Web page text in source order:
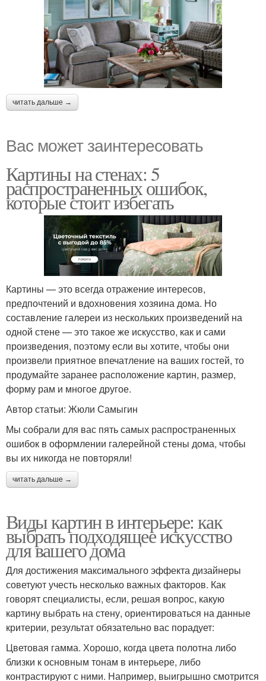
читать дальше →
Вас может заинтересовать
Картины на стенах: 5
распространенных ошибок,
которые стоит избегать
Картины — это всегда отражение интересов,
предпочтений и вдохновения хозяина дома. Но
составление галереи из нескольких произведений на
одной стене — это такое же искусство, как и сами
произведения, поэтому если вы хотите, чтобы они
произвели приятное впечатление на ваших гостей, то
продумайте заранее расположение картин, размер,
форму рам и многое другое.
Автор статьи: Жюли Самыгин
Мы собрали для вас пять самых распространенных
ошибок в оформлении галерейной стены дома, чтобы
вы их никогда не повторяли!
читать дальше →
Виды картин в интерьере: как
выбрать подходящее искусство
для вашего дома
Для достижения максимального эффекта дизайнеры
советуют учесть несколько важных факторов. Как
говорят специалисты, если, решая вопрос, какую
картину выбрать на стену, ориентироваться на данные
критерии, результат обязательно вас порадует:
Цветовая гамма. Хорошо, когда цвета полотна либо
близки к основным тонам в интерьере, либо
контрастируют с ними. Например, выигрышно смотрится